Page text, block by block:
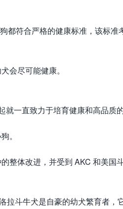
都符合严格的健康标准，该标准
会尽可能健康。
一直致力于培育健康和高品质的
。
整体改进，并受到 AKC 和美国
拉斗牛犬是自豪的幼犬繁育者，